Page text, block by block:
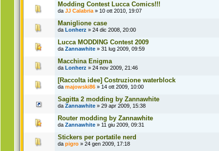
Modding Contest Lucca Comics!!!
da JJ Calabria » 10 ott 2010, 19:07
Maniglione case
da Lonherz » 24 dic 2008, 20:00
Lucca MODDING Contest 2009
da Zannawhite » 31 lug 2009, 09:59
Macchina Enigma
da Lonherz » 24 nov 2009, 21:46
[Raccolta idee] Costruzione waterblock
da majowski86 » 14 ott 2009, 10:00
Sagitta 2 modding by Zannawhite
da Zannawhite » 29 apr 2009, 15:38
Router modding by Zannawhite
da Zannawhite » 11 giu 2009, 09:31
Stickers per portatile nerd
da pigro » 24 gen 2009, 17:18